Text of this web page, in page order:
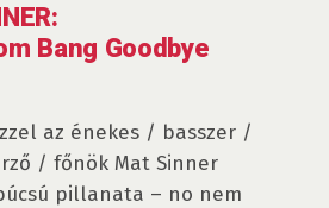
Bang Goodbye
az énekes / basszer /
/ főnök Mat Sinner
pillanata – no nem